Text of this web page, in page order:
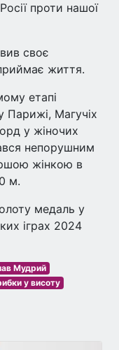
проти нашої
своє
життя.
етапі
Парижі, Магучіх
у жіночих
непорушним
жінкою в
м.
медаль у
іграх 2024
Мудрий
у висоту